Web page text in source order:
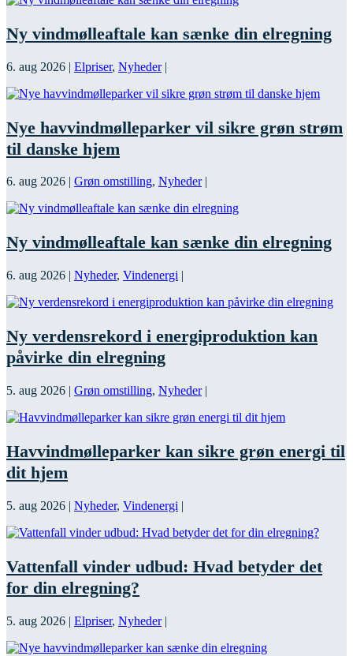
Ny vindmølleaftale kan sænke din elregning
6. aug 2026 | Elpriser, Nyheder|
Nye havvindmølleparker vil sikre grøn strøm
til danske hjem
6. aug 2026 Grøn omstilling, Nyheder|
Ny vindmølleaftale kan sænke din elregning
6. aug 2026 | Nyheder, Vindenergi |
Ny verdensrekord i energiproduktion kan
påvirke din elregning
5. aug 2026 | Grøn omstilling, Nyheder|
Havvindmølleparker kan sikre grøn energi til
dit hjem
5. aug 2026 | Nyheder, Vindenergi |
Vattenfall vinder udbud: Hvad betyder det
for din elregning?
5. aug 2026 | Elpriser, Nyheder|